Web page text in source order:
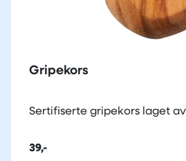
Gripekors
Sertifiserte gripekors laget
39,-